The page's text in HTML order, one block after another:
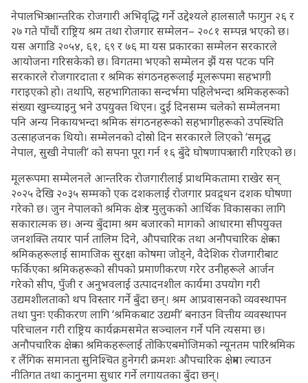
नेपालभित्र आन्तरिक रोजगारी अभिवृद्धि गर्ने उद्देश्यले हालसालै फागुन २६ र
२७ गते पाँचौं राष्ट्रिय श्रम तथा रोजगार सम्मेलन– २०८१ सम्पन्न भएको छ।
यस अगाडि २०५४, ६१, ६९ र ७६ मा यस प्रकारका सम्मेलन सरकारले
आयोजना गरिसकेको छ। विगतमा भएको सम्मेलन झैं यस पटक पनि
सरकारले रोजगारदाता र श्रमिक संगठनहरूलाई मूलरूपमा सहभागी
गराइएको हो। तथापि, सहभागिताका सन्दर्भमा पहिलेभन्दा श्रमिकहरूको
संख्या खुम्च्याइनु भने उपयुक्त थिएन। दुई दिनसम्म चलेको सम्मेलनमा
पनि अन्य निकायभन्दा श्रमिक संगठनहरूको सहभागीहरूको उपस्थिति
उत्साहजनक थियो। सम्मेलनको दोस्रो दिन सरकारले लिएको ‘समृद्ध
नेपाल, सुखी नेपाली’ को सपना पूरा गर्न १६ बुँदे घोषणापत्र जारी गरिएको छ।
मूलरूपमा सम्मेलनले आन्तरिक रोजगारीलाई प्राथमिकतामा राखेर सन्
२०२५ देखि २०३५ सम्मको एक दशकलाई रोजगार प्रवद्र्धन दशक घोषणा
गरेको छ। जुन नेपालको श्रमिक क्षेत्र र मुलुकको आर्थिक विकासका लागि
सकारात्मक छ। अन्य बुँदामा श्रम बजारको मागको आधारमा सीपयुक्त
जनशक्ति तयार पार्न तालिम दिने, औपचारिक तथा अनौपचारिक क्षेत्रका
श्रमिकहरूलाई सामाजिक सुरक्षा कोषमा जोड्ने, वैदेशिक रोजगारीबाट
फर्किएका श्रमिकहरूको सीपको प्रमाणीकरण गरेर उनीहरूले आर्जन
गरेको सीप, पुँजी र अनुभवलाई उत्पादनशील कार्यमा उपयोग गरी
उद्यमशीलताको थप विस्तार गर्ने बुँदा छन्। श्रम आप्रवासनको व्यवस्थापन
तथा पुनः एकीकरण लागि ‘श्रमिकबाट उद्यमी’ बनाउन वित्तीय व्यवस्थापन
परिचालन गरी राष्ट्रिय कार्यक्रमसमेत सञ्चालन गर्ने पनि त्यसमा छ।
अनौपचारिक क्षेत्रका श्रमिकहरूलाई तोकिएबमोजिमको न्यूनतम पारिश्रमिक
र लैंगिक समानता सुनिश्चित हुनेगरी क्रमशः औपचारिक क्षेत्रमा ल्याउन
नीतिगत तथा कानुनमा सुधार गर्ने लगायतका बुँदा छन्।